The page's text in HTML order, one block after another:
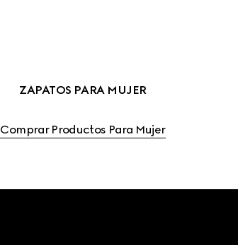
ZAPATOS PARA MUJER
Comprar Productos Para Mujer